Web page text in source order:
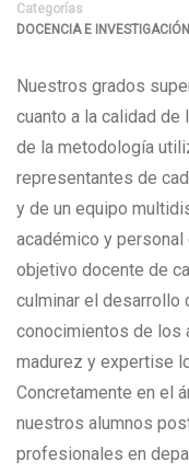
Categorías
DOCENCIA E INVESTIGACIÓN
Nuestros grados
cuanto a la calidad
de la metodología
representantes de
y de un equipo
académico y personal
objetivo docente de
culminar el desarrollo
conocimientos de los
madurez y expertise
Concretamente en el
nuestros alumnos
profesionales en